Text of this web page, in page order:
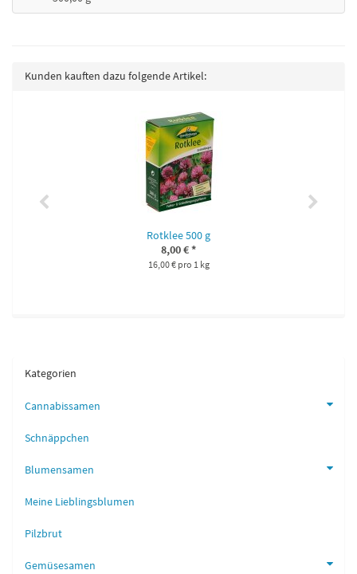
Kunden kauften dazu folgende Artikel:
Rotklee 500 g
8,00 €*
16,00 € pro 1 kg
Kategorien
Cannabissamen
Schnäppchen
Blumensamen
Meine Lieblingsblumen
Pilzbrut
Gemüsesamen